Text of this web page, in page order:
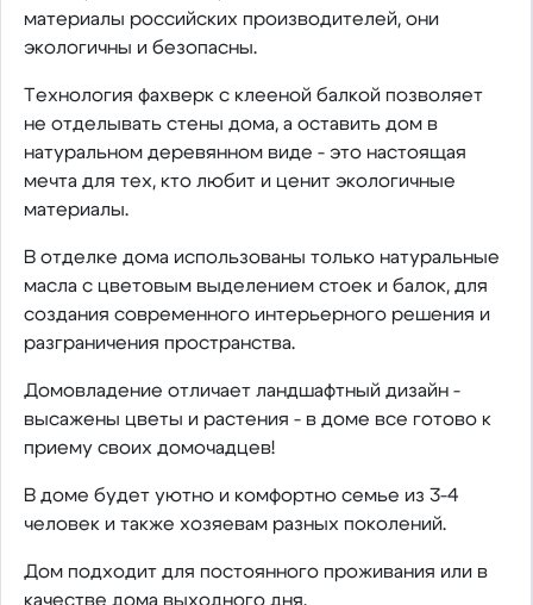
материалы российских производителей, они
экологичны и безопасны.
Технология фахверк с клееной балкой позволяет
не отделывать стены дома, а оставить дом в
натуральном деревянном виде - это настоящая
мечта для тех, кто любит и ценит экологичные
материалы.
В отделке дома использованы только натуральные
масла с цветовым выделением стоек и балок, для
создания современного интерьерного решения и
разграничения пространства.
Домовладение отличает ландшафтный дизайн -
высажены цветы и растения - в доме все готово к
приему своих домочадцев!
В доме будет уютно и комфортно семье из 3-4
человек и также хозяевам разных поколений.
Дом подходит для постоянного проживания или в
качестве дома выходного дня.